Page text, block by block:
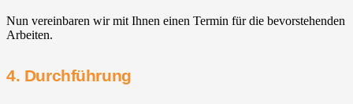
Nun vereinbaren wir mit Ihnen einen Termin für die bevorstehenden
Arbeiten.
4. Durchführung